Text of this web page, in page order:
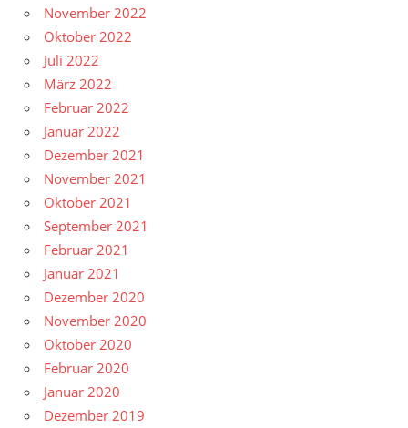
November 2022
Oktober 2022
Juli 2022
März 2022
Februar 2022
Januar 2022
Dezember 2021
November 2021
Oktober 2021
September 2021
Februar 2021
Januar 2021
Dezember 2020
November 2020
Oktober 2020
Februar 2020
Januar 2020
Dezember 2019